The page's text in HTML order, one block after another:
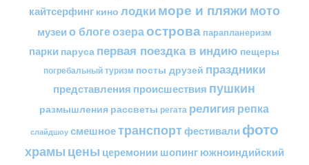
кайтсерфинг кино лодкиморе и пляжимото
музеи о блогеозераострова парапланеризм
парки паруса первая поездка в индию пещеры
погребальный туризм посты друзей праздники
представления происшествия пушкин
размышления рассветы регата религия репка
слайдшоу смешноетранспортфестивали фото
храмы цены церемонии шопингюжноиндийский